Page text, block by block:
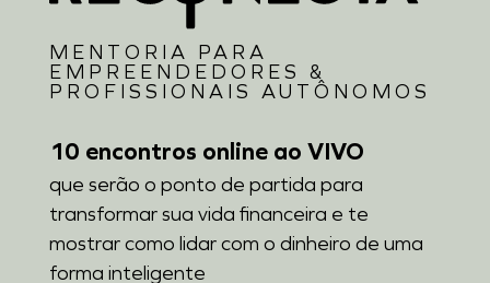
MENTORIA PARA
EMPREENDEDORES &
PROFISSIONAIS AUTÔNOMOS
10 encontros online ao VIVO
que serão o ponto de partida para
transformar sua vida financeira e te
mostrar como lidar com o dinheiro de uma
forma inteligente